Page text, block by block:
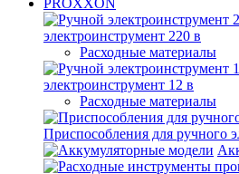
PROXXON
электроинструмент 220 в
Расходные материалы
электроинструмент 12 в
Расходные материалы
Приспособления для ручного